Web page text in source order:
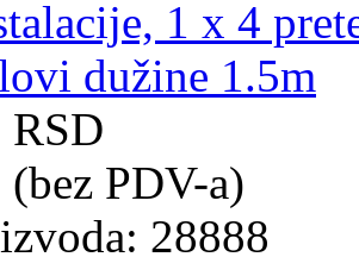
RSD
PDV-a)
28888